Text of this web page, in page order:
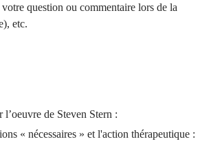
question ou commentaire lors de la
etc.
l’oeuvre de Steven Stern :
« nécessaires » et l'action thérapeutique :